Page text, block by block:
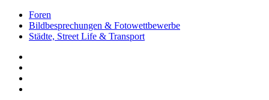
Foren
Bildbesprechungen & Fotowettbewerbe
Städte, Street Life & Transport